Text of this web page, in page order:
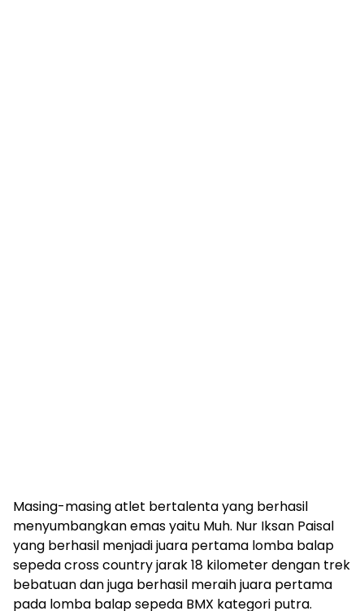
Masing-masing atlet bertalenta yang berhasil
menyumbangkan emas yaitu Muh. Nur Iksan Paisal
yang berhasil menjadi juara pertama lomba balap
sepeda cross country jarak 18 kilometer dengan trek
bebatuan dan juga berhasil meraih juara pertama
pada lomba balap sepeda BMX kategori putra.